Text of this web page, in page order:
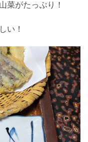
菜がたっぷり！
い！